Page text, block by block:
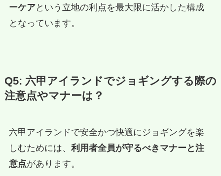
ーケアという立地の利点を最大限に活かした構成
となっています。
Q5: 六甲アイランドでジョギングする際の
注意点やマナーは？
六甲アイランドで安全かつ快適にジョギングを楽
しむためには、 利用者全員が守るべきマナーと注
意点があります。